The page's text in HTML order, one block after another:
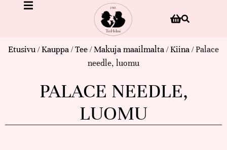
Etusivu/Kauppa/Tee/Makuja maailmalta/Kiina/ Palace
needle, luomu
PALACE NEEDLE,
LUOMU